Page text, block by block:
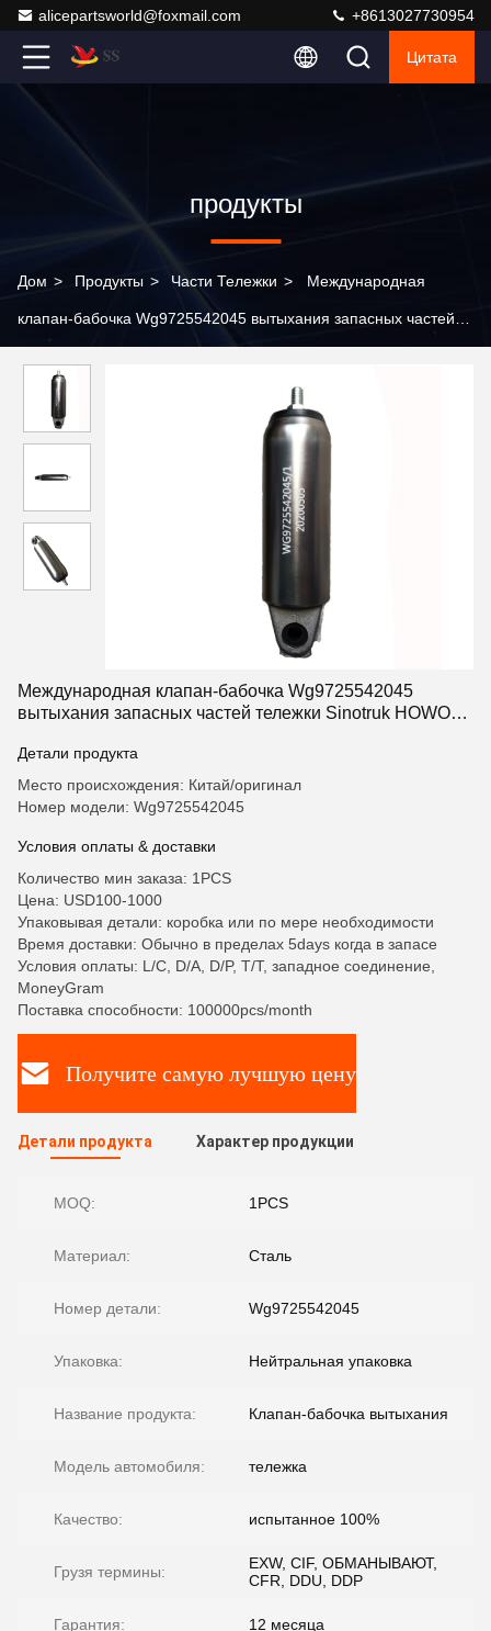
alicepartsworld@foxmail.com +8613027730954
Цитата
продукты
Дом > Продукты > Части Тележки > Международная
клапан-бабочка Wg9725542045 вытыхания запасных частей
Международная клапан-бабочка Wg9725542045
вытыхания запасных частей тележки Sinotruk HOWO
Детали продукта
Место происхождения: Китай/оригинал
Номер модели: Wg9725542045
Условия оплаты & доставки
Количество мин заказа: 1PCS
Цена: USD100-1000
Упаковывая детали: коробка или по мере необходимости
Время доставки: Обычно в пределах 5days когда в запасе
Условия оплаты: L/C, D/A, D/P, T/T, западное соединение,
MoneyGram
Поставка способности: 100000pcs/month
Получите самую лучшую цену
Детали продукта Характер продукции
MOQ: 1PCS
Материал: Сталь
Номер детали: Wg9725542045
Упаковка: Нейтральная упаковка
Название продукта: Клапан-бабочка вытыхания
Модель автомобиля: тележка
Качество: испытанное 100%
Грузя термины:
EXW, CIF, ОБМАНЫВАЮТ,
CFR, DDU, DDP
Гарантия: 12 месяца